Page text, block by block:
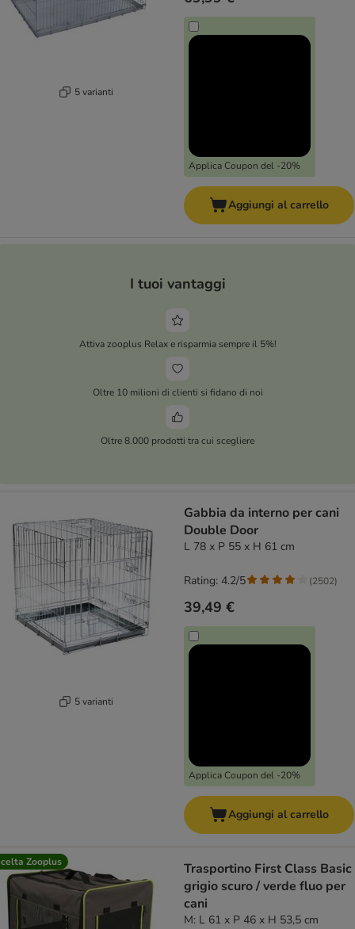
5 varianti
Applica Coupon del -20%
Aggiungi al carrello
I tuoi vantaggi
Attiva zooplus Relax e risparmia sempre il 5%!
Oltre 10 milioni di clienti si fidano di noi
Oltre 8.000 prodotti tra cui scegliere
5 varianti
Gabbia da interno per cani
Double Door
L 78 x P 55 x H 61 cm
39,49 €
Applica Coupon del -20%
Rating: 4.2/5 (2502)
Aggiungi al carrello
Zooplus
Trasportino First Class Basic
grigio scuro / verde fluo per
cani
M: L 61 x P 46 x H 53,5 cm